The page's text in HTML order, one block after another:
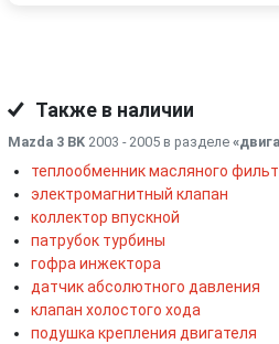
Также в наличии
Mazda 3 BK 2003 - 2005 в разделе
теплообменник масляного
электромагнитный клапан
коллектор впускной
патрубок турбины
гофра инжектора
датчик абсолютного давления
клапан холостого хода
подушка крепления двигателя